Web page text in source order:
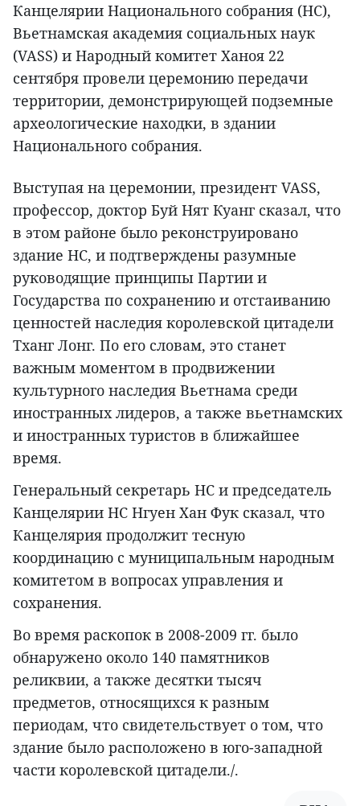
Канцелярии Национального собрания (НС),
Вьетнамская академия социальных наук
(VASS) и Народный комитет Ханоя 22
сентября провели церемонию передачи
территории, демонстрирующей подземные
археологические находки, в здании
Национального cобрания.
Выступая на церемонии, президент VASS,
профессор, доктор Буй Нят Куанг сказал, что
в этом районе было реконструировано
здание НС, и подтверждены разумные
руководящие принципы Партии и
Государства по сохранению и отстаиванию
ценностей наследия королевской цитадели
Тханг Лонг. По его словам, это станет
важным моментом в продвижении
культурного наследия Вьетнама среди
иностранных лидеров, а также вьетнамских
и иностранных туристов в ближайшее
время.
Генеральный секретарь НС и председатель
Канцелярии НС Нгуен Хан Фук сказал, что
Канцелярия продолжит тесную
координацию с муниципальным народным
комитетом в вопросах управления и
сохранения.
Во время раскопок в 2008-2009 гг. было
обнаружено около 140 памятников
реликвии, а также десятки тысяч
предметов, относящихся к разным
периодам, что свидетельствует о том, что
здание было расположено в юго-западной
части королевской цитадели./.